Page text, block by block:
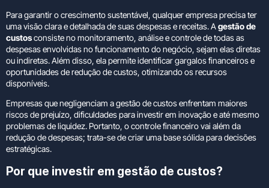
Para garantir o crescimento sustentável, qualquer empresa precisa ter
uma visão clara e detalhada de suas despesas e receitas. Agestão de
custosconsiste no monitoramento, análise e controle de todas as
despesas envolvidas no funcionamento do negócio, sejam elas diretas
ou indiretas. Além disso, ela permite identificar gargalos financeiros e
oportunidades de redução de custos, otimizando os recursos
disponíveis.
Empresas que negligenciam a gestão de custos enfrentam maiores
riscos de prejuízo, dificuldades para investir em inovação e até mesmo
problemas de liquidez. Portanto, o controle financeiro vai além da
redução de despesas; trata-se de criar uma base sólida para decisões
estratégicas.
Por que investir em gestão de custos?